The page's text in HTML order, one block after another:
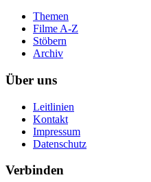
Themen
Filme A-Z
Stöbern
Archiv
Über uns
Leitlinien
Kontakt
Impressum
Datenschutz
Verbinden